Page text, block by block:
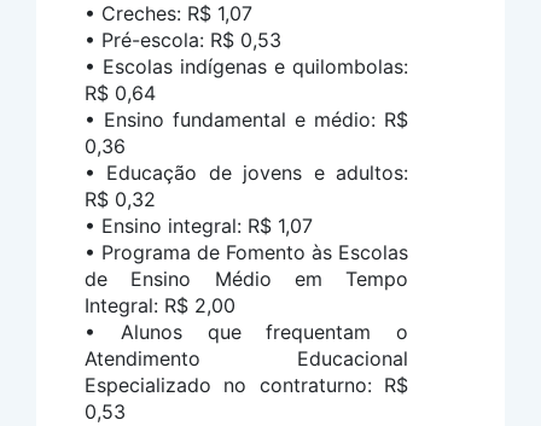
• Creches: R$ 1,07
• Pré-escola: R$ 0,53
• Escolas indígenas e quilombolas:
R$ 0,64
• Ensino fundamental e médio: R$
0,36
• Educação de jovens e adultos:
R$ 0,32
• Ensino integral: R$ 1,07
• Programa de Fomento às Escolas
de Ensino Médio em Tempo
Integral: R$ 2,00
• Alunos que frequentam o
Atendimento Educacional
Especializado no contraturno: R$
0,53